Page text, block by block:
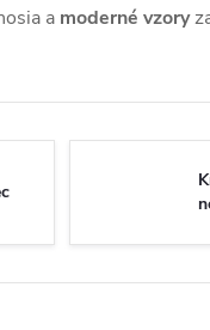
a moderné vzory